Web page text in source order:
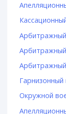
Арбитражный
Гарнизонный
Окружной